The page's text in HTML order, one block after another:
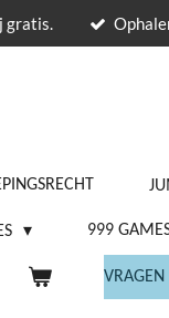
gratis.
999